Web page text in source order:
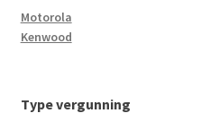
Motorola
Kenwood
Type vergunning